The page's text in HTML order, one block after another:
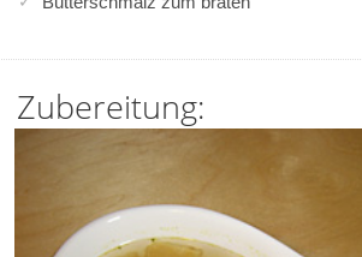
Zubereitung: